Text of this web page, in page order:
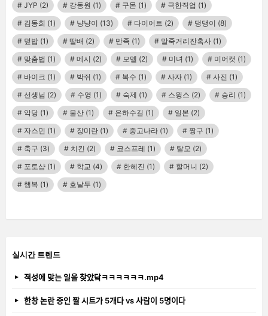
JYP (2) 강동원 (1) 구몬 (1) 극한직업 (1)
김동희 (1) 냥냥이 (13) 다이어트 (2) 댕댕이 (8)
덮밥 (1) 딸배 (2) 만족 (1) 말죽거리잔혹사 (1)
맞춤법 (1) 메시 (2) 모델 (2) 미녀 (1) 미어캣 (1)
바이크 (1) 박쥐 (1) 복수 (1) 사자 (1) 사진 (1)
선생님 (2) 수영 (1) 숙제 (1) 스윙스 (2) 승리 (1)
악당 (1) 울산 (1) 은하수길 (1) 일본 (2)
자스민 (1) 장미란 (1) 중고나라 (1) 짱구 (1)
축구 (3) 치킨 (2) 코스프레 (1) 탈모 (2)
포토샵 (1) 학교 (4) 한혜진 (1) 할머니 (2)
행복 (1) 호날두 (1)
실시간 트렌드
적성에 맞는 일을 찾았닼ㅋㅋㅋㅋㅋㅋ.mp4
한창 논란 중인 짤 시트가 5개다 vs 사람이 5명이다